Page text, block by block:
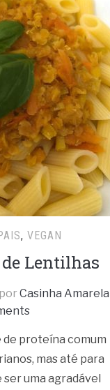
, VEGAN
Lentilhas
por Casinha Amarela
de proteína comum
mas até para
uma agradável